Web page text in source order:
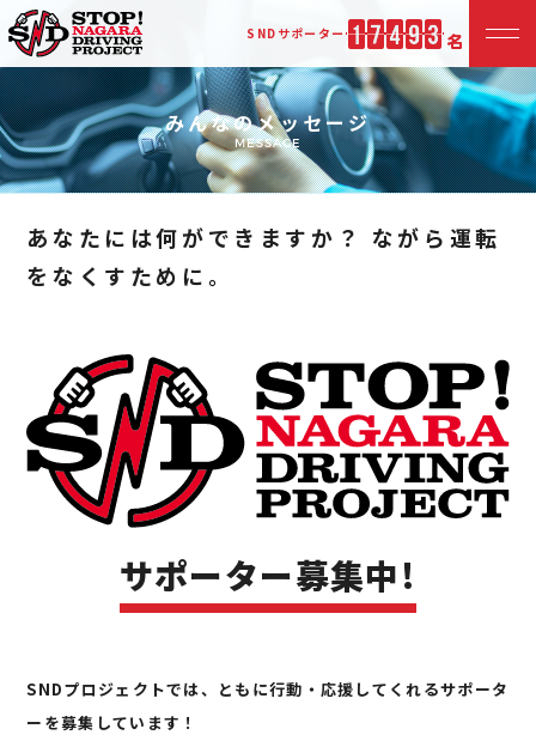
SND サポーター
みんなのメッセージ
MESSAGE
あなたには何ができますか？ ながら運転
をなくすために。
サポーター募集中!
SNDプロジェクトでは、ともに行動・応援してくれるサポータ
ーを募集しています！